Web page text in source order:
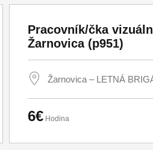
Pracovník/čka
Žarnovica (p951)
Žarnovica – LETNÁ
6€ Hodina